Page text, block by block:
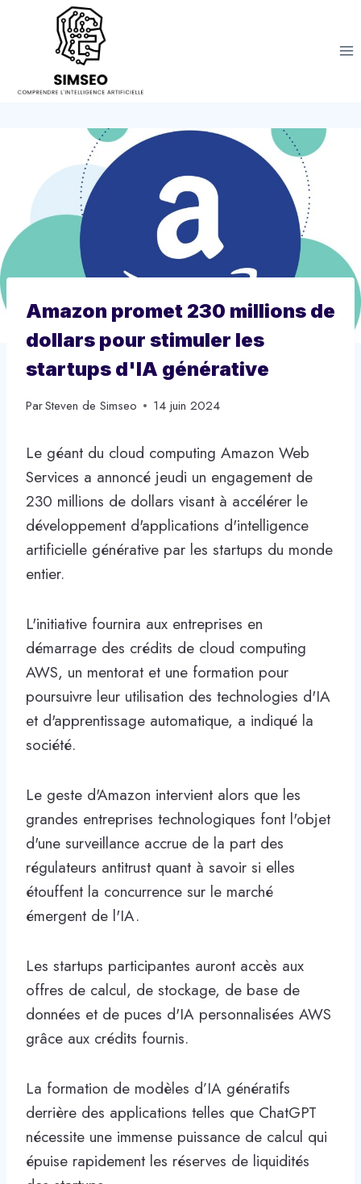
Amazon promet 230 millions de
dollars pour stimuler les
startups d'IA générative
ParSteven de Simseo 14 juin 2024
Le géant du cloud computing Amazon Web
Services a annoncé jeudi un engagement de
230 millions de dollars visant à accélérer le
développement d'applications d'intelligence
artificielle générative par les startups du monde
entier.
L'initiative fournira aux entreprises en
démarrage des crédits de cloud computing
AWS, un mentorat et une formation pour
poursuivre leur utilisation des technologies d'IA
et d'apprentissage automatique, a indiqué la
société.
Le geste d'Amazon intervient alors que les
grandes entreprises technologiques font l'objet
d'une surveillance accrue de la part des
régulateurs antitrust quant à savoir si elles
étouffent la concurrence sur le marché
émergent de l'IA.
Les startups participantes auront accès aux
offres de calcul, de stockage, de base de
données et de puces d'IA personnalisées AWS
grâce aux crédits fournis.
La formation de modèles d’IA génératifs
derrière des applications telles que ChatGPT
nécessite une immense puissance de calcul qui
épuise rapidement les réserves de liquidités